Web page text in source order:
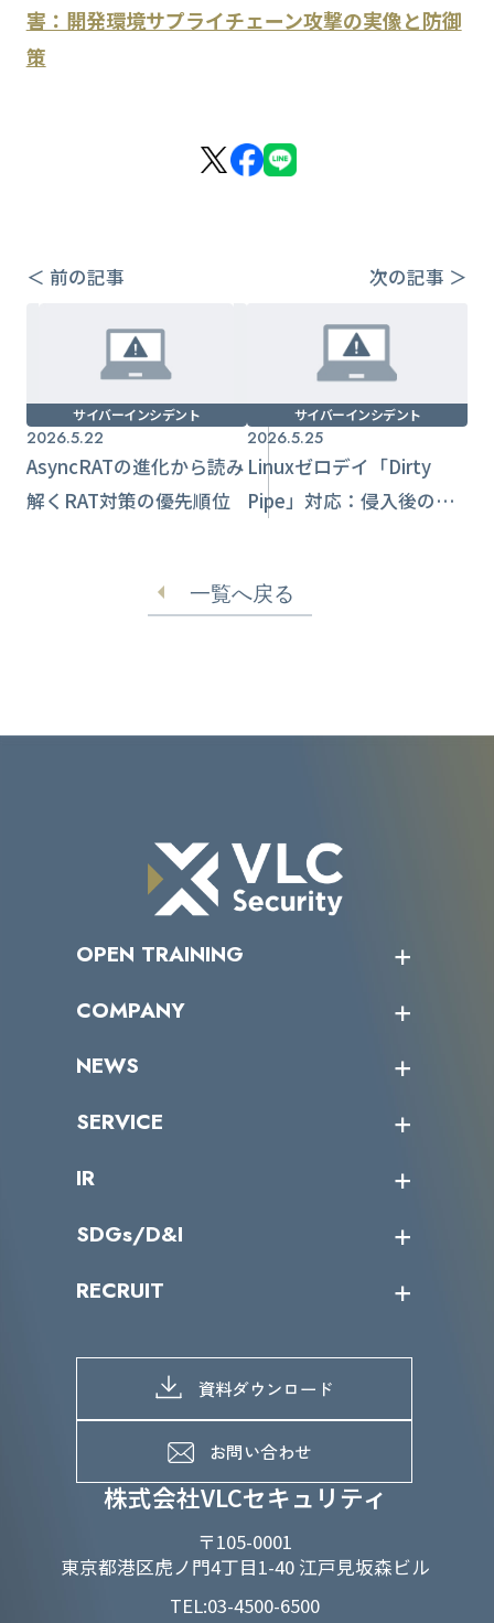
害：開発環境サプライチェーン攻撃の実像と防御
策
＜ 前の記事 次の記事 ＞
サイバーインシデント
2026.5.22
AsyncRATの進化から読み
解くRAT対策の優先順位
サイバーインシデント
2026.5.25
Linuxゼロデイ「Dirty
Pipe」対応：侵入後の特
一覧へ戻る
株式会社VLCセキュリティ
〒105-0001
東京都港区虎ノ門4丁目1-40 江戸見坂森ビル
TEL:03-4500-6500
OPEN TRAINING
受講者の声
COMPANY
トップメッセージ
ミッション／ビジョン
パートナー企業一覧
NEWS
サイバーニュース
SERVICE
カテゴリー別サービス一覧
IR
IRカレンダー
IRライブラリー
よくあるご質問
SDGs/D&I
当グループのマテリアリティ
SDGs推進体制
D&Iの取り組み
RECRUIT
募集職種一覧
メッセージ
メンバーインタビュー
資料ダウンロード
お問い合わせ